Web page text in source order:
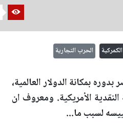
الحرب التجارية
بمكانة الدولار العالمية،
الأمريكية. ومعروف ان
لسبب ما...